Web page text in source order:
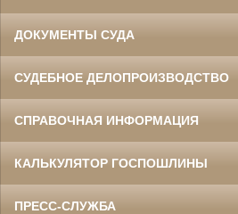
ДОКУМЕНТЫ СУДА
СУДЕБНОЕ ДЕЛОПРОИЗВОДСТВО
СПРАВОЧНАЯ ИНФОРМАЦИЯ
КАЛЬКУЛЯТОР ГОСПОШЛИНЫ
ПРЕСС-СЛУЖБА